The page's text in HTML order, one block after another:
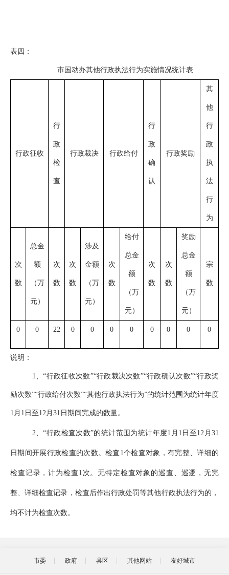
表四：
市国动办其他行政执法行为实施情况统计表
行政征收
行
政
检
查
行政裁决 行政给付
行
政
确
认
行政奖励
其
他
行
政
执
法
行
为
次
数
总金
额
（万
元）
次
数
次
数
涉及
金额
（万
元）
次
数
给付
总金
额
（万
元）
次
数
次
数
奖励
总金
额
（万
元）
宗
数
0 0 22 0 0 0 0 0 0 0 0
说明：
1、“行政征收次数”“行政裁决次数”“行政确认次数”“行政奖
励次数”“行政给付次数”“其他行政执法行为”的统计范围为统计年度
1月1日至12月31日期间完成的数量。
2、“行政检查次数”的统计范围为统计年度1月1日至12月31
日期间开展行政检查的次数。检查1个检查对象，有完整、详细的
检查记录，计为检查1 次。无特定检查对象的巡查、巡逻，无完
整、详细检查记录，检查后作出行政处罚等其他行政执法行为的，
均不计为检查次数。
市委 政府 县区 其他网站 友好城市